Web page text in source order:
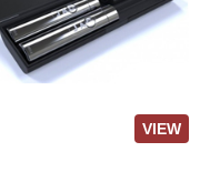
VIEW